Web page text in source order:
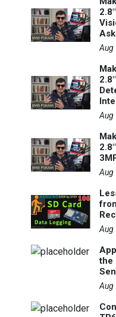
Aug
Aug
Aug
Aug
the
Aug